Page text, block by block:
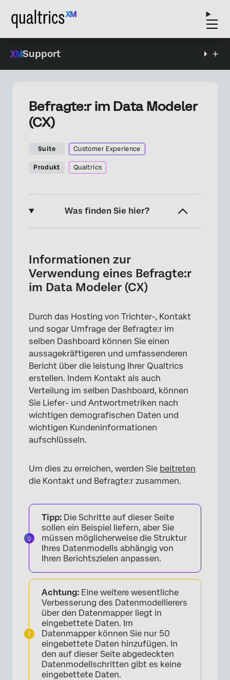
Support
Befragte:r im Data Modeler
(CX)
Suite Customer Experience
Produkt Qualtrics
Was finden Sie hier?
Schritt 1: Aktivieren von Befragte:r
Schritt 2: Kontakt
Schritt 4: Dashboard mit Kontakt anlegen
Schritt 4: Benutzerdefinierte Funnel-
Metriken erstellen
Schritt 5: Erstellen eines Dashboard
ANTWORTZUORDNUNG VON UMFRAGEN mit
Ihren Trichterdaten
Informationen zur
Verwendung eines Befragte:r
im Data Modeler (CX)
Durch das Hosting von Trichter-, Kontakt
und sogar Umfrage der Befragte:r im
selben Dashboard können Sie einen
aussagekräftigeren und umfassenderen
Bericht über die leistung Ihrer Qualtrics
erstellen. Indem Kontakt als auch
Verteilung im selben Dashboard, können
Sie Liefer- und Antwortmetriken nach
wichtigen demografischen Daten und
wichtigen Kundeninformationen
aufschlüsseln.
Um dies zu erreichen, werden Sie beitreten
die Kontakt und Befragte:r zusammen.
Tipp: Die Schritte auf dieser Seite
sollen ein Beispiel liefern, aber Sie
müssen möglicherweise die Struktur
Ihres Datenmodells abhängig von
Ihren Berichtszielen anpassen.
Achtung: Eine weitere wesentliche
Verbesserung des Datenmodellierers
über den Datenmapper liegt in
eingebettete Daten. Im
Datenmapper können Sie nur 50
eingebettete Daten hinzufügen. In
den auf dieser Seite abgedeckten
Datenmodellschritten gibt es keine
eingebettete Daten.